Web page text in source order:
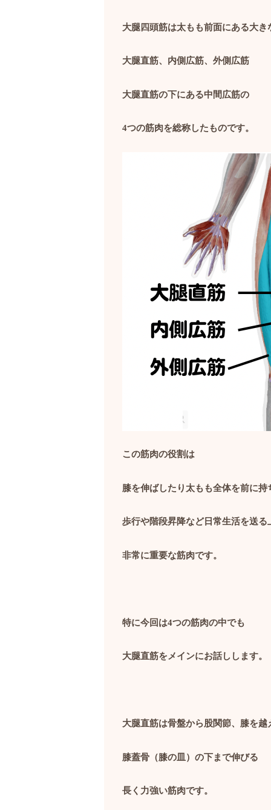
大腿四頭筋は太もも前面にある大き
大腿直筋、内側広筋、外側広筋
大腿直筋の下にある中間広筋の
4つの筋肉を総称したものです。
この筋肉の役割は
膝を伸ばしたり太もも全体を前に持
歩行や階段昇降など日常生活を送る
非常に重要な筋肉です。
特に今回は4つの筋肉の中でも
大腿直筋をメインにお話しします。
大腿直筋は骨盤から股関節、膝を越
膝蓋骨（膝の皿）の下まで伸びる
長く力強い筋肉です。